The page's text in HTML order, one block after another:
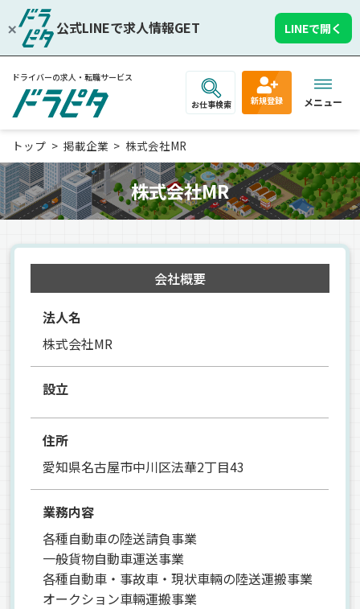
公式LINEで求人情報GET LINEで開く
ドライバーの求人・転職サービス
お仕事検索 新規登録 メニュー
トップ 掲載企業 株式会社MR
株式会社MR
会社概要
法人名
株式会社MR
設立
住所
愛知県名古屋市中川区法華2丁目43
業務内容
各種自動車の陸送請負事業
一般貨物自動車運送事業
各種自動車・事故車・現状車輛の陸送運搬事業
オークション車輛運搬事業